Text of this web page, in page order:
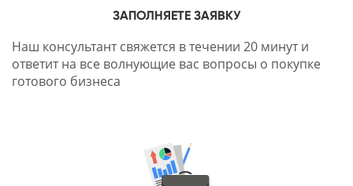
ЗАПОЛНЯЕТЕ ЗАЯВКУ
Наш консультант свяжется в течении 20 минут и
ответит на все волнующие вас вопросы о покупке
готового бизнеса